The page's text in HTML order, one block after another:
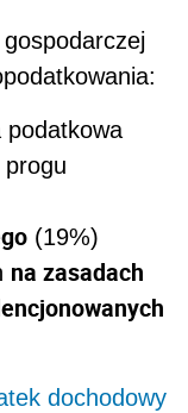
gospodarczej
podatkowa
(19%)
na zasadach
dochodowy